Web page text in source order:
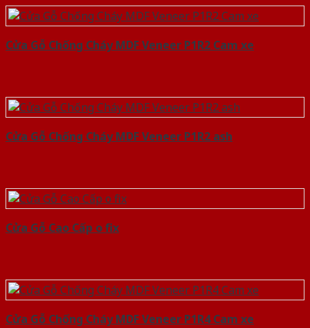
Cửa Gỗ Chống Cháy MDF Veneer P1R2 Cam xe
Cửa Gỗ Chống Cháy MDF Veneer P1R2 ash
Cửa Gỗ Cao Cấp o fix
Cửa Gỗ Chống Cháy MDF Veneer P1R4 Cam xe